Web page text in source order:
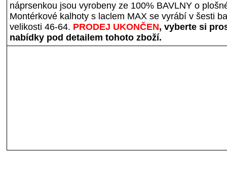
náprsenkou jsou vyrobeny ze 100% BAVLNY o
Montérkové kalhoty s laclem MAX se vyrábí v šesti
velikosti 46-64. PRODEJ UKONČEN, vyberte si
nabídky pod detailem tohoto zboží.